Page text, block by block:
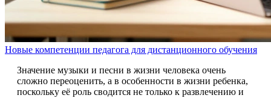
Новые компетенции педагога для дистанционного обучения
Значение музыки и песни в жизни человека очень
сложно переоценить, а в особенности в жизни ребенка,
поскольку её роль сводится не только к развлечению и